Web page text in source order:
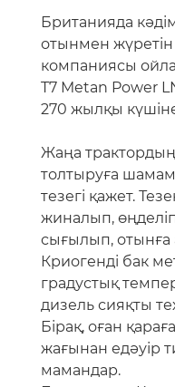
Британияда
отынмен
компаниясы
T7 Metan Power
270 жылқы
Жаңа
толтыруға
тезегі қажет.
жиналып,
сығылып,
Криогенді бак
градустық
дизель сияқты
Бірақ, оған
жағынан едәуір
мамандар.